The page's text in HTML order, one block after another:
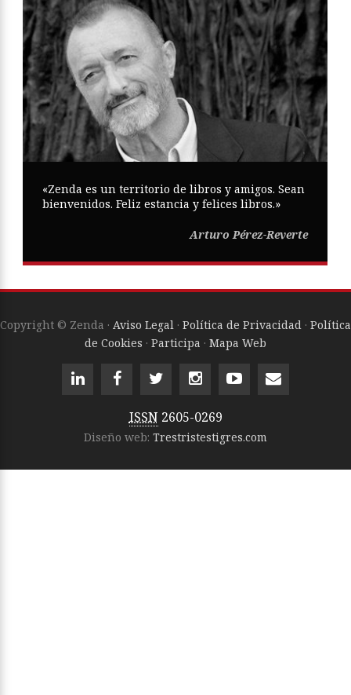
«Zenda es un territorio de libros y amigos. Sean
bienvenidos. Feliz estancia y felices libros.»
Arturo Pérez-Reverte
Copyright © Zenda · Aviso Legal · Política de Privacidad · Política
de Cookies · Participa · Mapa Web
ISSN 2605-0269
Diseño web: Trestristestigres.com